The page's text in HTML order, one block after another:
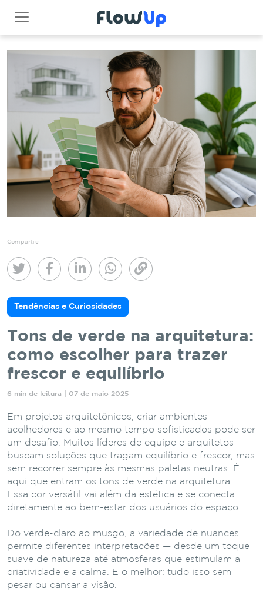
Compartile
Tendências e Curiosidades
Tons de verde na arquitetura:
como escolher para trazer
frescor e equilíbrio
6 min de leitura | 07 de maio 2025
Em projetos arquitetônicos, criar ambientes
acolhedores e ao mesmo tempo sofisticados pode ser
um desafio. Muitos líderes de equipe e arquitetos
buscam soluções que tragam equilíbrio e frescor, mas
sem recorrer sempre às mesmas paletas neutras. É
aqui que entram os tons de verde na arquitetura.
Essa cor versátil vai além da estética e se conecta
diretamente ao bem-estar dos usuários do espaço.
Do verde-claro ao musgo, a variedade de nuances
permite diferentes interpretações — desde um toque
suave de natureza até atmosferas que estimulam a
criatividade e a calma. E o melhor: tudo isso sem
pesar ou cansar a visão.